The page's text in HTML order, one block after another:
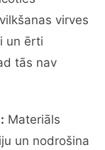
virves
un ērti
tās nav
Materiāls
un nodrošina